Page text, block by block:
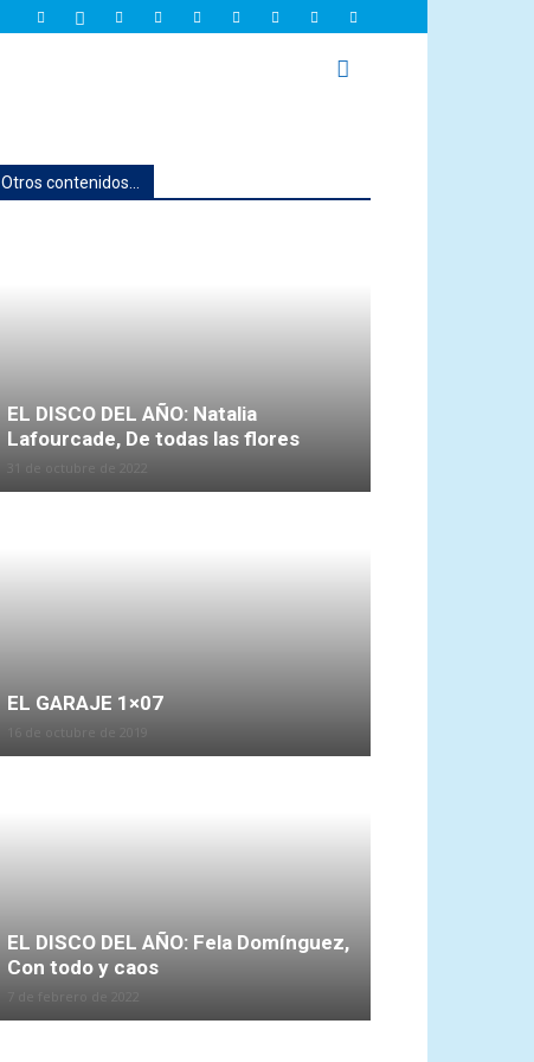
Otros contenidos...
EL DISCO DEL AÑO: Natalia
Lafourcade, De todas las flores
EL GARAJE 1×07
EL DISCO DEL AÑO: Fela Domínguez,
Con todo y caos
7 de febrero de 2022